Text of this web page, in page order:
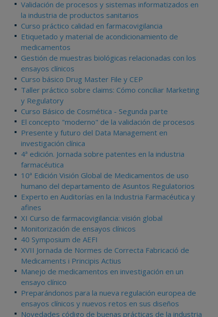
Validación de procesos y sistemas informatizados en
la industria de productos sanitarios
Curso práctico calidad en farmacovigilancia
Etiquetado y material de acondicionamiento de
medicamentos
Gestión de muestras biológicas relacionadas con los
ensayos clínicos
Curso básico Drug Master File y CEP
Taller práctico sobre claims: Cómo conciliar Marketing
y Regulatory
Curso Básico de Cosmética - Segunda parte
El concepto "moderno" de la validación de procesos
Presente y futuro del Data Management en
investigación clínica
4ª edición. Jornada sobre patentes en la industria
farmacéutica
10ª Edición Visión Global de Medicamentos de uso
humano del departamento de Asuntos Regulatorios
Experto en Auditorías en la Industria Farmacéutica y
afines
XI Curso de farmacovigilancia: visión global
Monitorización de ensayos clínicos
40 Symposium de AEFI
XVII Jornada de Normes de Correcta Fabricació de
Medicaments i Principis Actius
Manejo de medicamentos en investigación en un
ensayo clínico
Preparándonos para la nueva regulación europea de
ensayos clínicos y nuevos retos en sus diseños
Novedades código de buenas prácticas de la industria